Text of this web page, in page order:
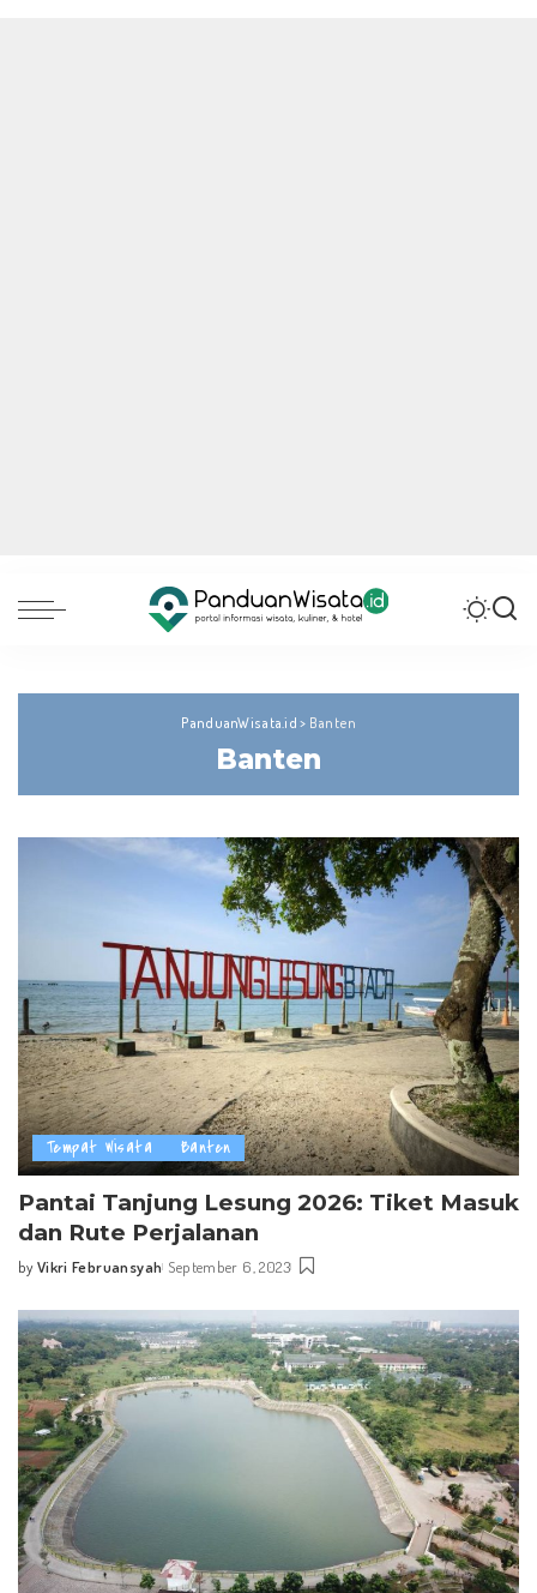
PanduanWisata.id > Banten
Banten
Tempat Wisata Banten
Pantai Tanjung Lesung 2026: Tiket Masuk
dan Rute Perjalanan
Posted
by Vikri Februansyah September 6, 2023